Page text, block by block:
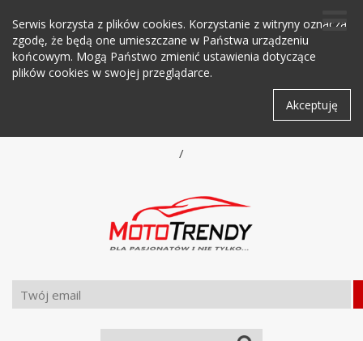
Serwis korzysta z plików cookies. Korzystanie z witryny oznacza
zgodę, że będą one umieszczane w Państwa urządzeniu
końcowym. Mogą Państwo zmienić ustawienia dotyczące
plików cookies w swojej przeglądarce.
Akceptuję
/